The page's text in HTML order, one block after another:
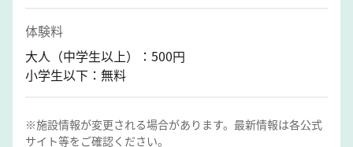
体験料
大人（中学生以上）：500円
小学生以下：無料
※施設情報が変更される場合があります。最新情報は各公式
サイト等をご確認ください。